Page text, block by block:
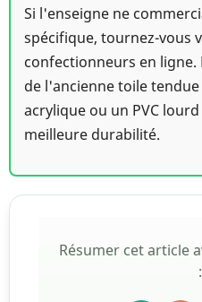
Si l'enseigne ne
spécifique, tournez-vous
confectionneurs en ligne.
de l'ancienne toile
acrylique ou un PVC
meilleure durabilité.
Résumer cet article
: